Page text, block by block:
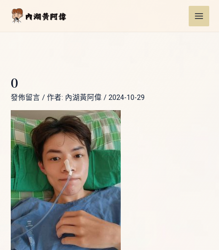
0
發佈留言 / 作者: 內湖黃阿偉/2024-10-29
navigation